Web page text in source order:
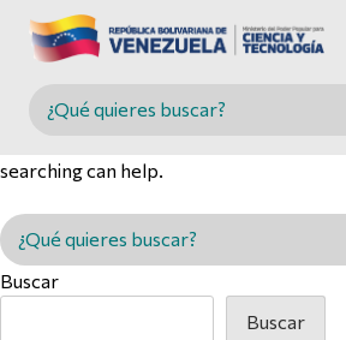
Buscar en MINCYT
searching can help.
Buscar en MINCYT
Buscar
Buscar